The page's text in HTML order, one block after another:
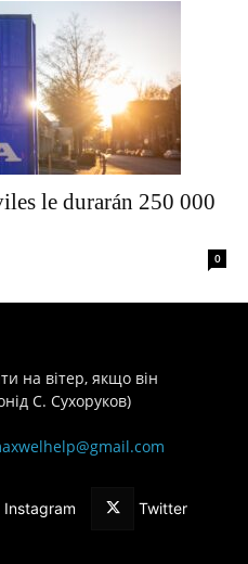
le durarán 250 000
0
на вітер, якщо він
С. Сухоруков)
Instagram Twitter